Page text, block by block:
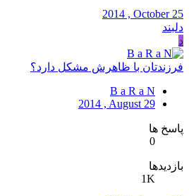
2014 , October 25
دلبند
د
فرزندتان با ظاهرش مشکل دارد؟
B a R a N
2014 , August 29
پاسخ ها
0
بازدیدها
1K